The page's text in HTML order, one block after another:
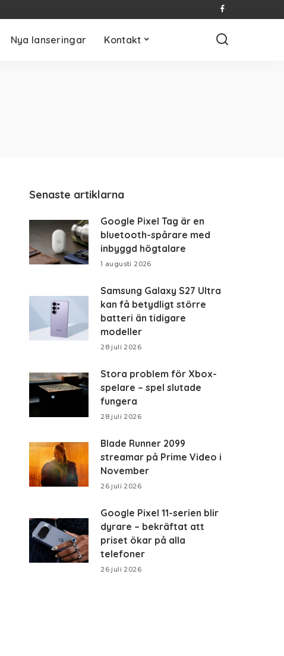
Nya lanseringar Kontakt
Senaste artiklarna
Google Pixel Tag är en
bluetooth-spårare med
inbyggd högtalare
1 augusti 2026
Samsung Galaxy S27 Ultra
kan få betydligt större
batteri än tidigare
modeller
28 juli 2026
Stora problem för Xbox-
spelare – spel slutade
fungera
28 juli 2026
Blade Runner 2099
streamar på Prime Video i
November
26 juli 2026
Google Pixel 11-serien blir
dyrare – bekräftat att
priset ökar på alla
telefoner
26 juli 2026